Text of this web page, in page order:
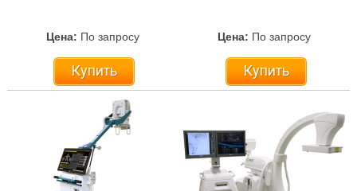
Цена: По запросу
Купить
Цена: По запросу
Купить